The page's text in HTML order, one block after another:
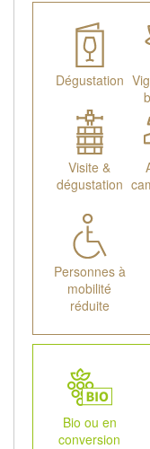
Dégustation
Visite &
dégustation
Personnes à
mobilité
réduite
Bio ou en
conversion